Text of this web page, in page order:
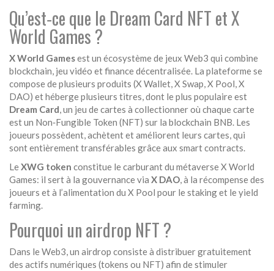
Qu’est‑ce que le Dream Card NFT et X
World Games ?
X World Gamesest un écosystème de jeux Web3 qui combine
blockchain, jeu vidéo et finance décentralisée. La plateforme se
compose de plusieurs produits (X Wallet, X Swap, X Pool, X
DAO) et héberge plusieurs titres, dont le plus populaire est
Dream Card, un jeu de cartes à collectionner où chaque carte
est un Non‑Fungible Token (NFT) sur la blockchain BNB. Les
joueurs possèdent, achètent et améliorent leurs cartes, qui
sont entièrement transférables grâce aux smart contracts.
LeXWG token constitue le carburant du métaverse X World
Games: il sert à la gouvernance via X DAO, à la récompense des
joueurs et à l’alimentation du X Pool pour le staking et le yield
farming.
Pourquoi un airdrop NFT ?
Dans le Web3, un airdrop consiste à distribuer gratuitement
des actifs numériques (tokens ou NFT) afin de stimuler